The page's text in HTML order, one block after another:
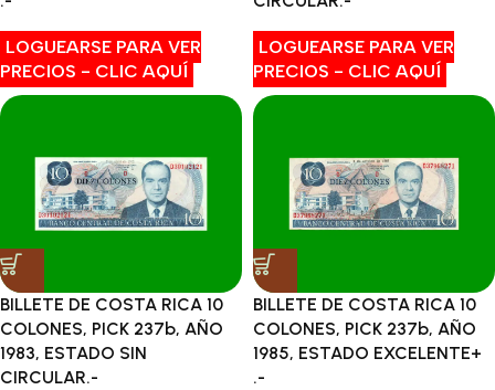
LOGUEARSE PARA VER
PRECIOS - CLIC AQUÍ
LOGUEARSE PARA VER
PRECIOS - CLIC AQUÍ
BILLETE DE COSTA RICA 10
COLONES, PICK 237b, AÑO
1983, ESTADO SIN
CIRCULAR.-
BILLETE DE COSTA RICA 10
COLONES, PICK 237b, AÑO
1985, ESTADO EXCELENTE+
.-